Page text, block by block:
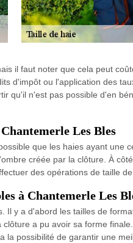
il faut noter que cela peut
d'impôt ou l'application des
qu'il n'est pas possible d'en
Les Bles
que les haies ayant une
créée par la clôture. À
des opérations de taille
à Chantemerle Les
y a d'abord les tailles de
a pu avoir sa forme
possibilité de garantir une